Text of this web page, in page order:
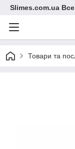
Slimes.com.ua
Товари та